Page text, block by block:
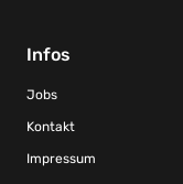
Infos
Jobs
Kontakt
Impressum